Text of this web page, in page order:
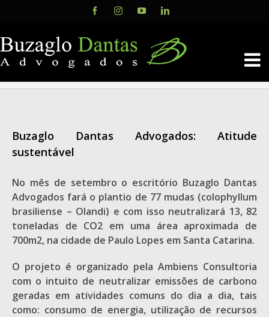
content
FacebookInstagramYouTubeLinkedIn
Buzaglo Dantas Advogados: Atitude
sustentável
No mês de setembro o escritório Buzaglo Dantas
Advogados fará o plantio de 77 mudas (colophyllum
brasiliense – Olandi) e com isso neutralizará 13, 82
toneladas de CO2 em uma área aproximada de
700m2, na cidade de Paulo Lopes em Santa Catarina.
O projeto é organizado pela Ambiens Consultoria
com o intuito de neutralizar emissões de carbono
geradas em atividades comuns do dia a dia, tais
como: consumo de energia, utilização de recursos